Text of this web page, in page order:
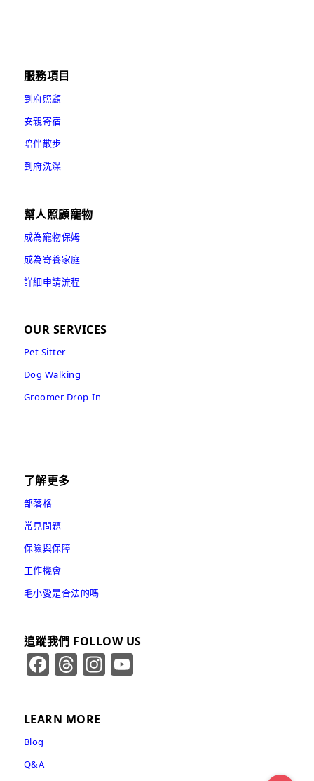
服務項目
到府照顧
安親寄宿
陪伴散步
到府洗澡
幫人照顧寵物
成為寵物保姆
成為寄養家庭
詳細申請流程
OUR SERVICES
Pet Sitter
Dog Walking
Groomer Drop-In
了解更多
部落格
常見問題
保險與保障
工作機會
毛小愛是合法的嗎
追蹤我們 FOLLOW US
FacebookThreads Instagram
LEARN MORE
Blog
Q&A